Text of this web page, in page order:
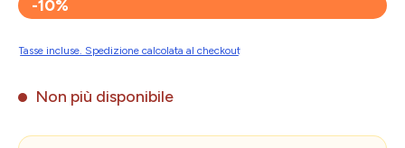
-10%
Tasse incluse. Spedizione calcolata al checkout
Non più disponibile